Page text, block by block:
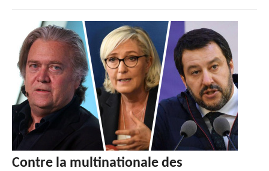
Contre la multinationale des